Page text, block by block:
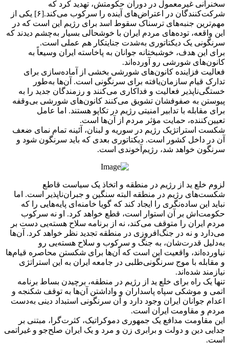
سخنرانی غیرمعمول در دوران حکومتش، تهدید کرد که
شرکت‌کنندگان در اعتراض‌های آینده را سرکوب می‌کند.[۶] یکی از
مهم‌ترین جنبه‌های ترسناک سقوط اسد برای رژیم این است که در
این واقعه، توده‌های مردم ایران با خوشحالی بسیار به‌چشم دیدند که
سرنگونی یک دیکتاتوری به‌شدت جنایتکار هم عملی است.
برای این هدف، خوشبختانه جوانان به پاخاسته ایران وسیعاً به
کانون‌های شورشی رو آورده‌اند.
فعالیت‌ فزاینده کانون‌های شورشی بخشی از آماده‌سازی برای
تدارک قیام سازمان‌یافته برای سرنگونی است. آن‌ها به‌طور
خستگی‌ناپذیر فعالیت و فداکاری می‌کنند و رزمندگان جدید را به
پیوستن به صفوفشان تشویق می‌کنند کانون‌های شورشی بی‌وقفه
برای مقابله با تدابیر امنیتی رژیم در تکاپو هستند. اما عامل
تعیین‌کننده، حمایت‌ مؤثر مردم از آن‌ها است.
شکست استراتژیک رژیم در سوریه و لبنان، آئینه تمام نمای ضعف
آن در داخل کشور است. دیکتاتوری بعدی که باید سرنگون شود و
سرنگون خواهد شد، رژیم‌آخوندی است.
لزوم خلع ید از رژیم در منطقه و اتخاذ یک سیاست قاطع
شکست‌های رژیم در منطقه البته سنگین و جبران‌ناپذیر است. اما
نباید این ساده‌نگری را ایجاد کند که گویا خامنه‌ای پایه‌هایی را که
حکومت‌اش بر آن استوار است، قطع خواهد کرد. او نه سرکوب
مردم ایران را متوقف می‌کند، نه از برنامه سلاح هسته‌یی دست بر
می‌دارد و نه در جنگ‌افروزی در منطقه تجدید نظر خواهد کرد. آن‌‌ها
به‌دلیل قدرت‌شان، به جنگ و سرکوب و سلاح هسته‌یی رو
نیاورده‌اند، واقعیت این است که آن‌ها برای شکستن محاصره‌ قیام‌ها
و مقابله با موج سرنگونی‌طلبی در جامعه ایران به این استراتژی
نیازمند شده‌اند.
تنها یک راه برای خلع ید از رژیم در منطقه، برچیدن بساط برنامه
اتمی و موشکی سپاه پاسداران و واداشتن آن‌ها به توقف شکنجه و
اعدام جوانان ایران وجود دارد و آن سرنگونی استبداد دینی به‌دست
مردم و مقاومت ایران است.
این مقاومت مدافع یک جمهوری دموکراتیک، کثرت‌گرا، مبتنی بر
جدایی دین و دولت و برابری زن و مرد و یک ایران صلح‌جو و غیر‌اتمی
است.